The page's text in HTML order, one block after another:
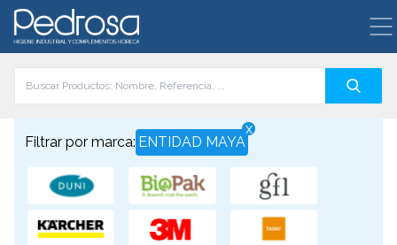
Filtrar por marca: ENTIDAD MAYA
x